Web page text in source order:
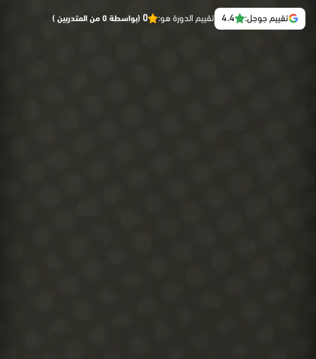
تقييم جوجل: 4.4 تقييم الدورة هو: 0 (بواسطة 0 من المتدربين )